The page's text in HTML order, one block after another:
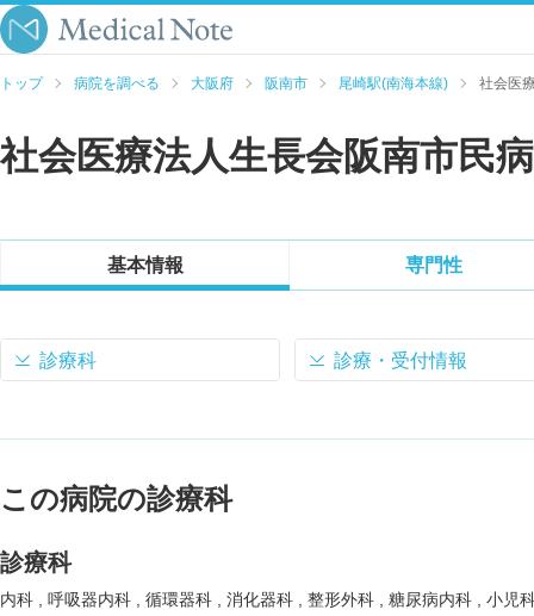
トップ 病院を調べる 大阪府 阪南市 尾崎駅(南海本線) 社会医
社会医療法人生長会阪南市民
基本情報 専門性
診療科 診療・受付情報
この病院の診療科
診療科
内科 呼吸器内科 循環器科 消化器科 整形外科 糖尿病内科
小児